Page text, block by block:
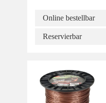
Online bestellbar
Reservierbar